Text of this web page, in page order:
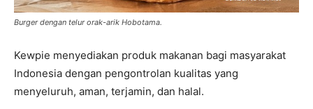
Burger dengan telur orak-arik Hobotama.
Kewpie menyediakan produk makanan bagi masyarakat
Indonesia dengan pengontrolan kualitas yang
menyeluruh, aman, terjamin, dan halal.